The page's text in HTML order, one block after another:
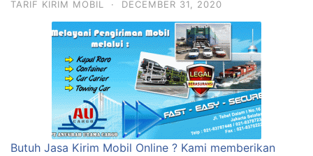
TARIF KIRIM MOBIL
· DECEMBER 31, 2020
Butuh Jasa Kirim Mobil Online ? Kami memberikan